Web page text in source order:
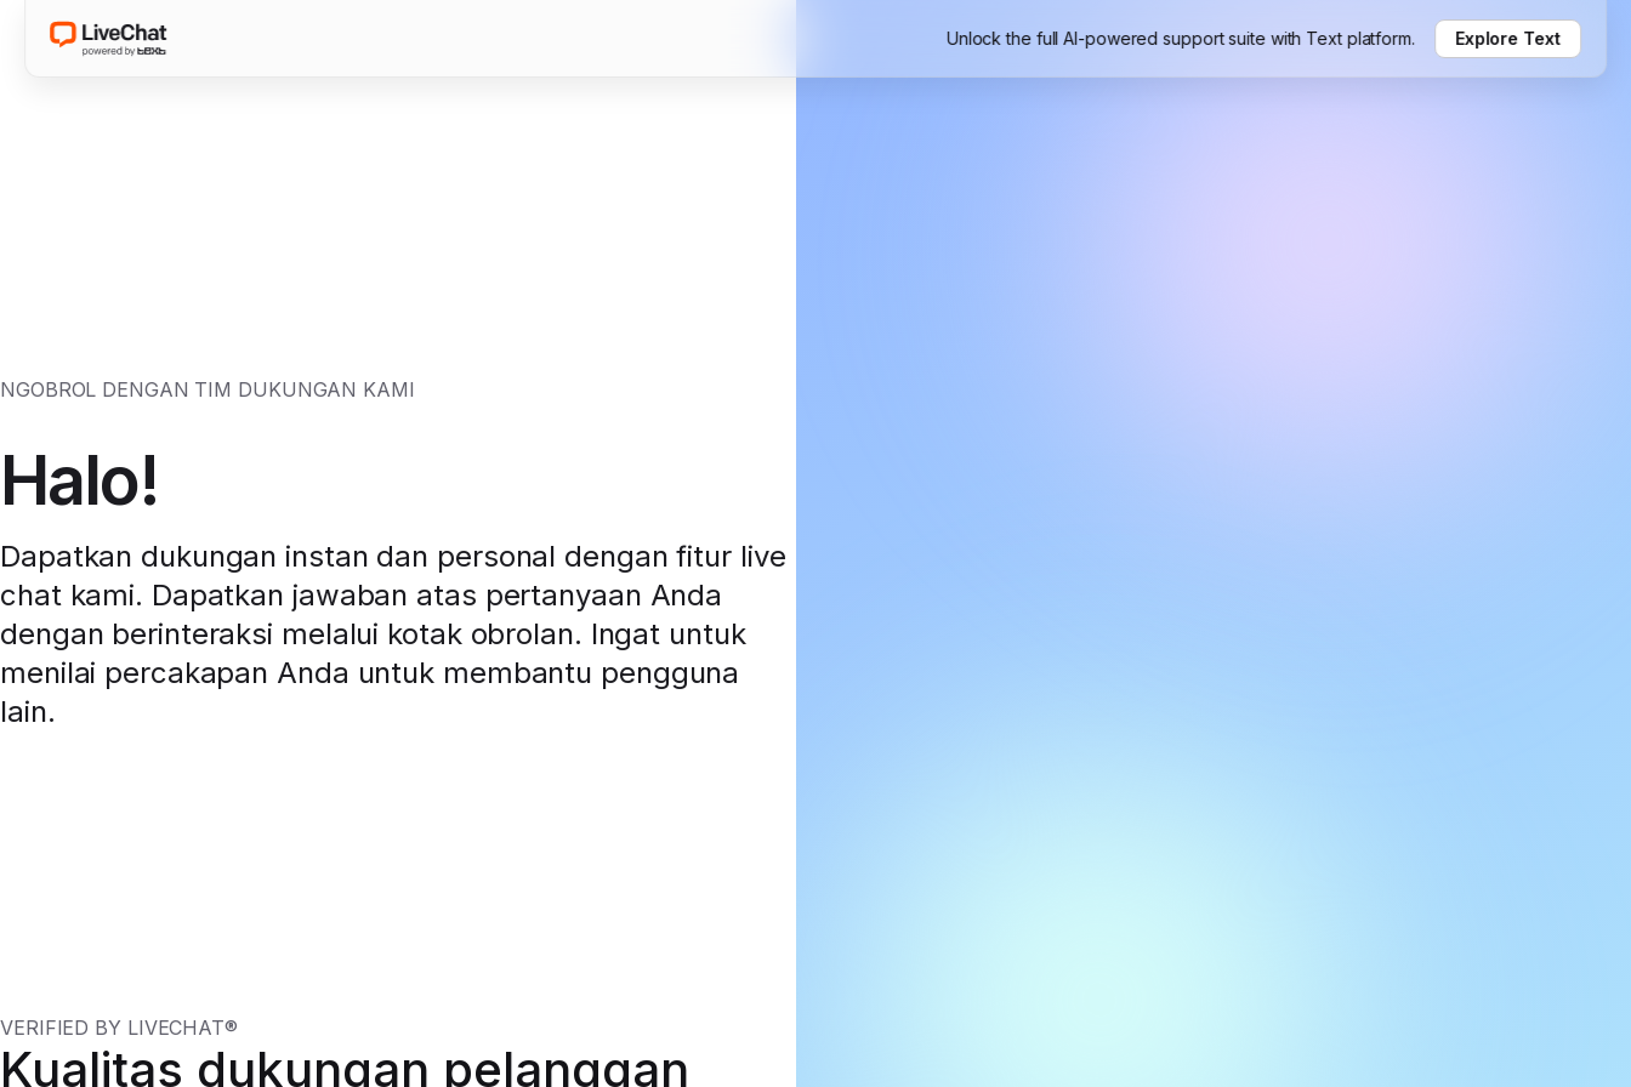
Unlock the full AI-powered support suite with Text platform. Explore Text
NGOBROL DENGAN TIM DUKUNGAN KAMI
Halo!
Dapatkan dukungan instan dan personal dengan fitur live
chat kami. Dapatkan jawaban atas pertanyaan Anda
dengan berinteraksi melalui kotak obrolan. Ingat untuk
menilai percakapan Anda untuk membantu pengguna
lain.
VERIFIED BY LIVECHAT®
Kualitas dukungan pelanggan